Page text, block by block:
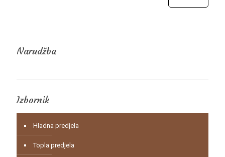
Narudžba
Izbornik
Hladna predjela
Topla predjela